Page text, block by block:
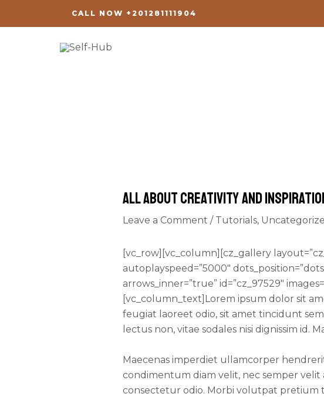
CALL NOW +201281111904
All about creativity and
Leave a Comment / Tutorials,
[vc_row][vc_column][cz_gallery
autoplayspeed=”5000″
arrows_inner=”true” id=”cz_97529″
[vc_column_text]Lorem ipsum dolor sit
feugiat laoreet odio, sit amet tincidunt
lectus non, vitae sodales nisi dignissim id.
Maecenas imperdiet ullamcorper
condimentum diam velit, nec semper velit
consectetur odio. Morbi volutpat pretium